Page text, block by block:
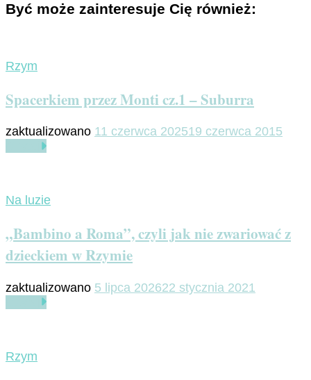
Być może zainteresuje Cię również:
Rzym
Spacerkiem przez Monti cz.1 – Suburra
zaktualizowano 11 czerwca 202519 czerwca 2015
Na luzie
„Bambino a Roma”, czyli jak nie zwariować z
dzieckiem w Rzymie
zaktualizowano 5 lipca 202622 stycznia 2021
Rzym